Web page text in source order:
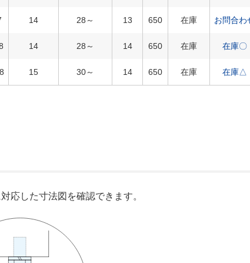
14 28～ 13 650 在庫 お問合わ
14 28～ 14 650 在庫 在庫〇
15 30～ 14 650 在庫 在庫△
応した寸法図を確認できます。